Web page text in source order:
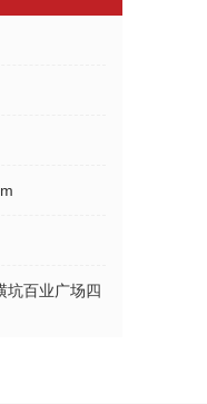
坑百业广场四